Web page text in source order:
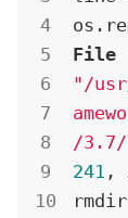
File
"/
/
241 ,